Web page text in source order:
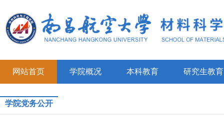
网站首页 学院概况 本科教育 研究生教育
学院党务公开